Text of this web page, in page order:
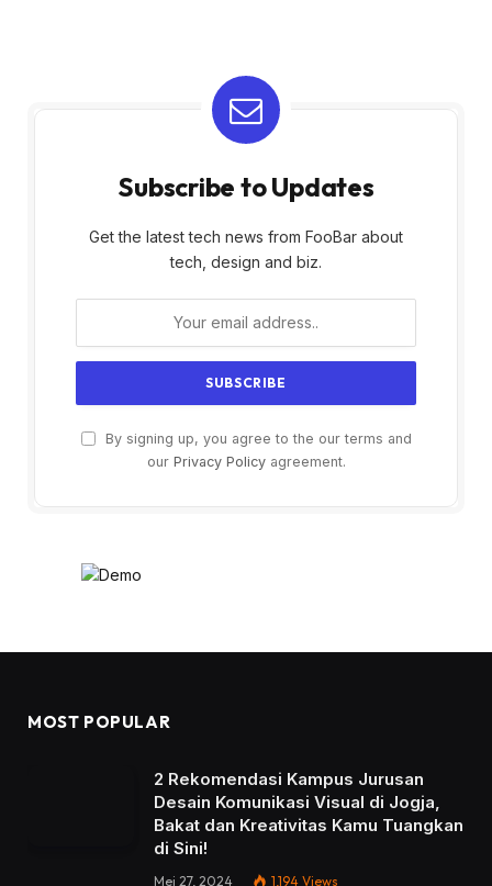
Subscribe to Updates
Get the latest tech news from FooBar about
tech, design and biz.
By signing up, you agree to the our terms and
our Privacy Policyagreement.
MOST POPULAR
2 Rekomendasi Kampus Jurusan
Desain Komunikasi Visual di Jogja,
Bakat dan Kreativitas Kamu Tuangkan
di Sini!
Mei 27, 2024 1,194 Views